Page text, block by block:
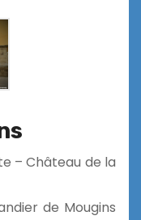
– Château de la
de Mougins